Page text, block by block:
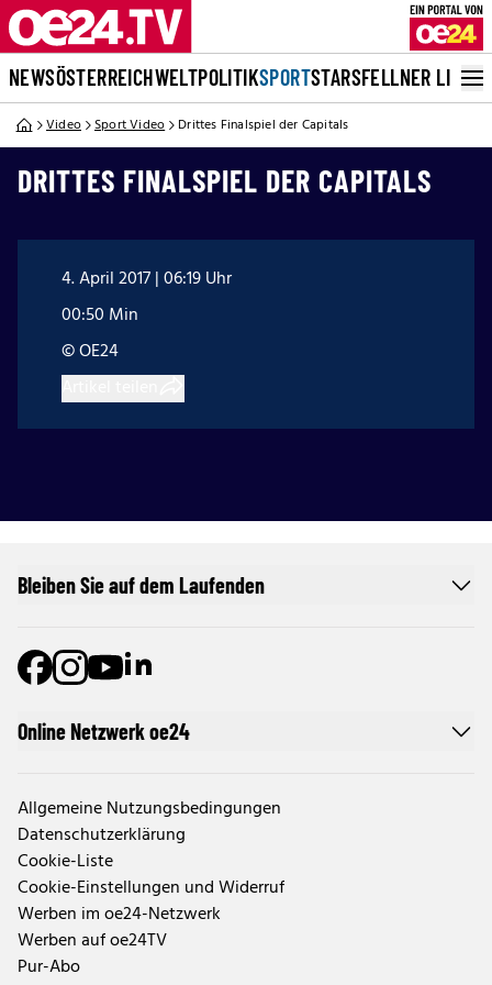
NEWSÖSTERREICHWELTPOLITIKSPORTSTARSFELLNER LIVE
Video Sport Video Drittes Finalspiel der Capitals
DRITTES FINALSPIEL DER CAPITALS
4. April 2017 | 06:19 Uhr
00:50 Min
© OE24
Online Netzwerk oe24
Allgemeine Nutzungsbedingungen
Datenschutzerklärung
Cookie-Liste
Cookie-Einstellungen und Widerruf
Werben im oe24-Netzwerk
Werben auf oe24TV
Pur-Abo
Bleiben Sie auf dem Laufenden